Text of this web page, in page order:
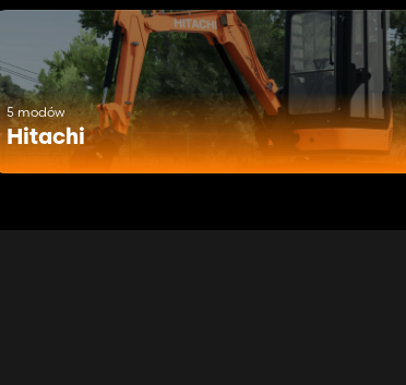
5 modów
Hitachi